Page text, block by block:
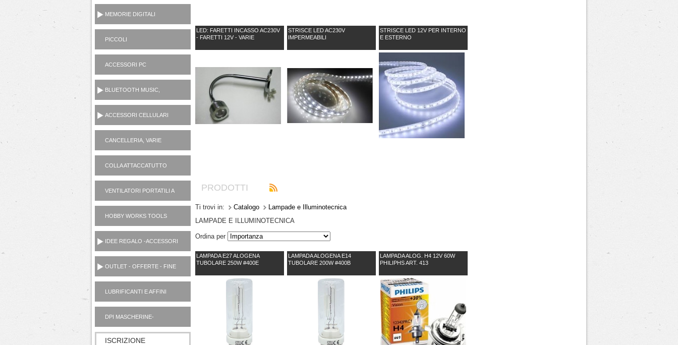
MEMORIE DIGITALI
PICCOLI
ELETTRODOMESTICI
ACCESSORI PC
BLUETOOTH MUSIC,
CASSE, CUFFIE,
ACCESSORI CELLULARI
SMARTPHONES
CANCELLERIA, VARIE
CASALINGHI
COLLA ATTACCATUTTO
ATTAK
VENTILATORI PORTATILI A
PILE
HOBBY WORKS TOOLS
UTENSILI CASA
IDEE REGALO -ACCESSORI
OUTLET - OFFERTE - FINE
SERIE
LUBRIFICANTI E AFFINI
MOTORI AUTO OUTLET
DPI MASCHERINE-
IGIENIZZANTI
ISCRIZIONE
LED: FARETTI INCASSO AC230V
- FARETTI 12V - VARIE
STRISCE LED AC230V
IMPERMEABILI
STRISCE LED 12V PER INTERNO
E ESTERNO
PRODOTTI
Ti trovi in: Catalogo
Lampade e Illuminotecnica
LAMPADE E ILLUMINOTECNICA
Ordina per
LAMPADA E27 ALOGENA
TUBOLARE 250W #400E
LAMPADA ALOGENA E14
TUBOLARE 200W #400B
LAMPADA ALOG. H4 12V 60W
PHILIPHS ART. 413